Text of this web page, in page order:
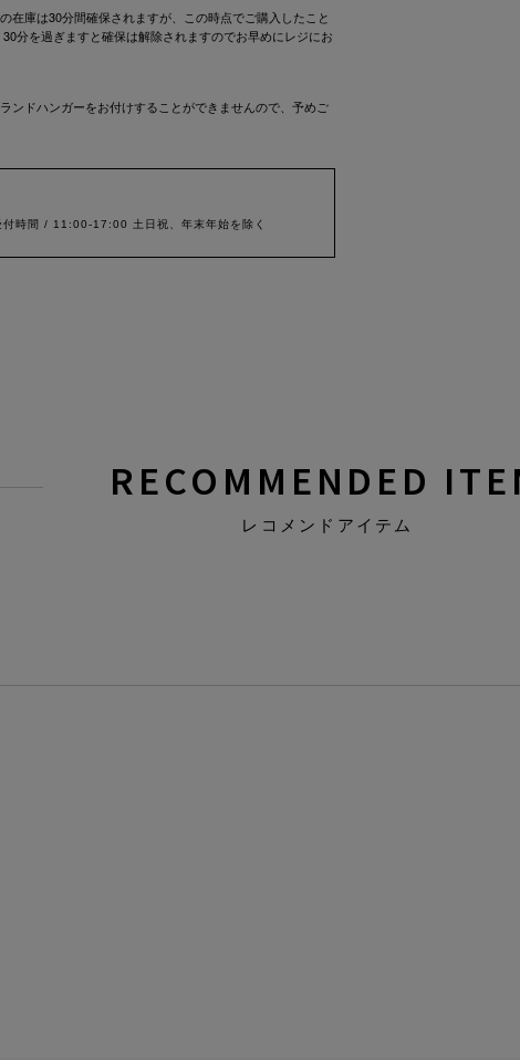
在庫は30分間確保されますが、この時点でご購入したこと
分を過ぎますと確保は解除されますのでお早めにレジにお
ンドハンガーをお付けすることができませんので、予めご
付時間 / 11:00-17:00 土日祝、年末年始を除く
RECOMMENDED
レコメンドアイテム